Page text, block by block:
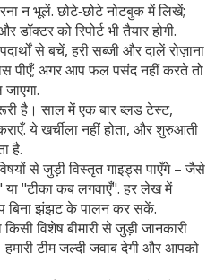
न भूलें. छोटे‑छोटे नोटबुक में लिखें;
को रिपोर्ट भी तैयार होगी.
से बचें, हरी सब्जी और दालें रोज़ाना
पीएँ; अगर आप फल पसंद नहीं करते तो
है। साल में एक बार ब्लड टेस्ट,
ये खर्चीला नहीं होता, और शुरुआती
है.
से जुड़ी विस्तृत गाइड्स पाएँगे – जैसे
या "टीका कब लगवाएँ". हर लेख में
बिना झंझट के पालन कर सकें.
विशेष बीमारी से जुड़ी जानकारी
टीम जल्दी जवाब देगी और आपको